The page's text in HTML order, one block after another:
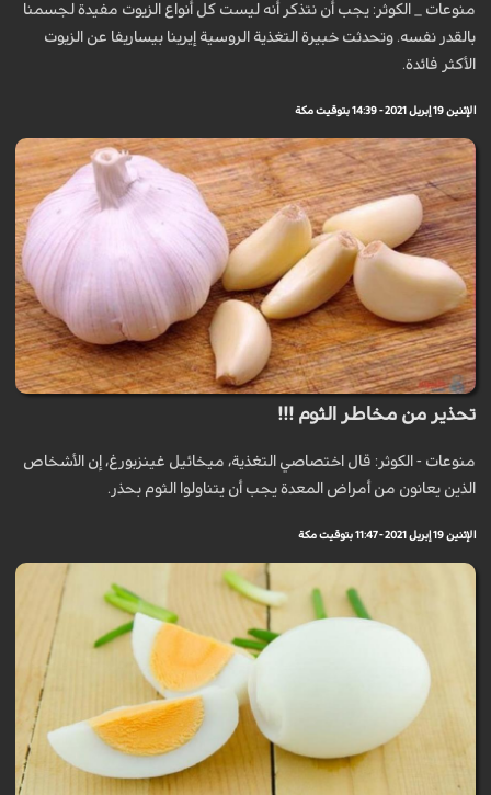
منوعات _ الكوثر: يجب أن نتذكر أنه ليست كل أنواع الزيوت مفيدة لجسمنا
بالقدر نفسه. وتحدثت خبيرة التغذية الروسية إيرينا بيساريفا عن الزيوت
الأكثر فائدة.
الإثنين 19 إبريل 2021 - 14:39 بتوقيت مكة
تحذير من مخاطر الثوم !!!
منوعات - الكوثر: قال اختصاصي التغذية، ميخائيل غينزبورغ، إن الأشخاص
الذين يعانون من أمراض المعدة يجب أن يتناولوا الثوم بحذر.
الإثنين 19 إبريل 2021 - 11:47 بتوقيت مكة